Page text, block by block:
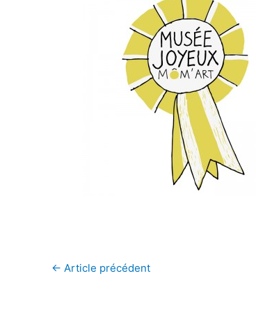
← Article précédent